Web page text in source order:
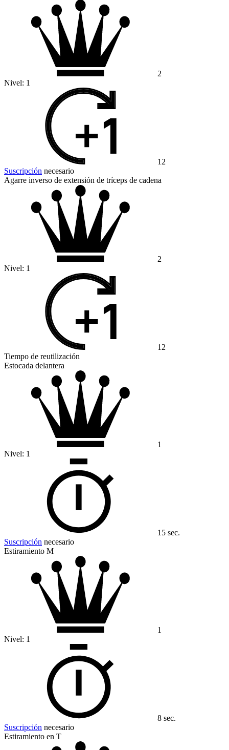
2
Nivel: 1
12
Suscripción necesario
Agarre inverso de extensión de tríceps de cadena
2
Nivel: 1
12
Tiempo de reutilización
Estocada delantera
1
Nivel: 1
15 sec.
Suscripción necesario
Estiramiento M
1
Nivel: 1
8 sec.
Suscripción necesario
Estiramiento en T